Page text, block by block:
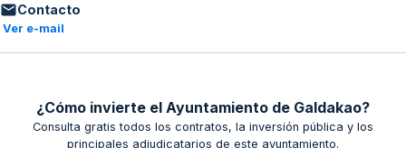
Contacto
Ver e-mail
¿Cómo invierte el Ayuntamiento de Galdakao?
Consulta gratis todos los contratos, la inversión pública y los
principales adjudicatarios de este ayuntamiento.